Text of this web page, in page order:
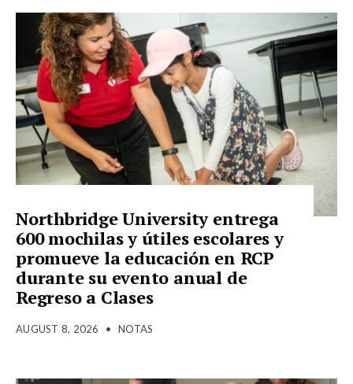
Northbridge University entrega
600 mochilas y útiles escolares y
promueve la educación en RCP
durante su evento anual de
Regreso a Clases
AUGUST 8, 2026 • NOTAS